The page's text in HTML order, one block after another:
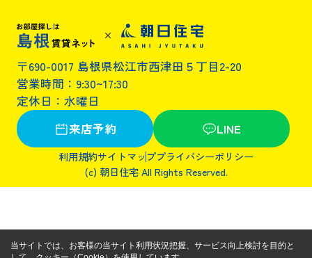
〒690-0017 島根県松江市西津田５丁目2-20
営業時間：9:30~17:30
定休日：水曜日
来店予約
LINE
利用規約サイトマッププライバシーポリシー
(c) 朝日住宅 All Rights Reserved.
当サイトでは、お客様の当サイト利用状況把握、サービス向上検討を目的と